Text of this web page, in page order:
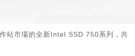
站市場的全新Intel SSD 750系列，共